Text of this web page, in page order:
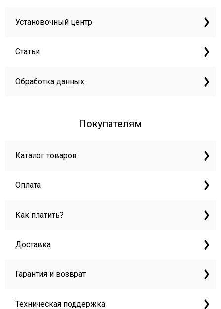
Установочный центр
Статьи
Обработка данных
Покупателям
Каталог товаров
Оплата
Как платить?
Доставка
Гарантия и возврат
Техническая поддержка